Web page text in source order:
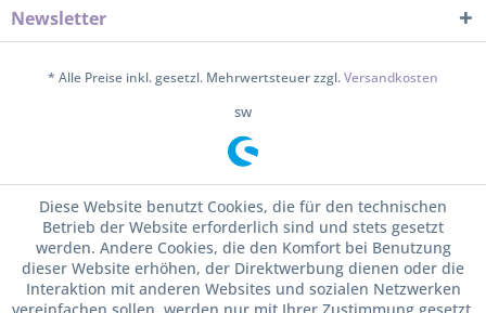
Newsletter
* Alle Preise inkl. gesetzl. Mehrwertsteuer zzgl.Versandkosten
sw
Diese Website benutzt Cookies, die für den technischen
Betrieb der Website erforderlich sind und stets gesetzt
werden. Andere Cookies, die den Komfort bei Benutzung
dieser Website erhöhen, der Direktwerbung dienen oder die
Interaktion mit anderen Websites und sozialen Netzwerken